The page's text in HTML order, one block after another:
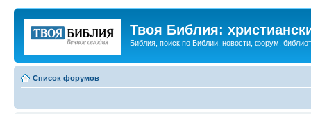
Твоя Библия:
Библия, поиск по Библии, новости, форум,
Список форумов